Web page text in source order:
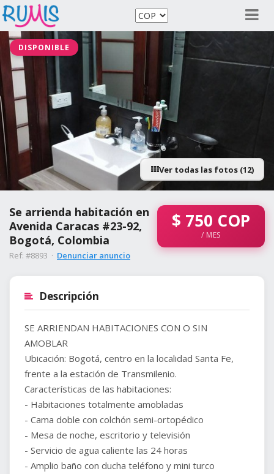
DISPONIBLE
Ver todas las fotos (12)
Se arrienda habitación en
Avenida Caracas #23-92,
Bogotá, Colombia
Ref: #8893 · Denunciar anuncio
$ 750 COP
/ MES
Descripción
SE ARRIENDAN HABITACIONES CON O SIN
AMOBLAR
Ubicación: Bogotá, centro en la localidad Santa Fe,
frente a la estación de Transmilenio.
Características de las habitaciones:
- Habitaciones totalmente amobladas
- Cama doble con colchón semi-ortopédico
- Mesa de noche, escritorio y televisión
- Servicio de agua caliente las 24 horas
- Amplio baño con ducha teléfono y mini turco